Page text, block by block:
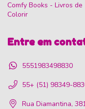
Comfy Books - Livros de
Colorir
Entre em
5551983498830
55+ (51) 98349-
Rua Diamantina,